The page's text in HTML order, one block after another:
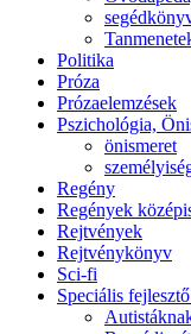
Politika
Próza
Prózaelemzések
Pszichológia,
önismeret
Regény
Regények
Rejtvények
Rejtvénykönyv
Sci-fi
Speciális